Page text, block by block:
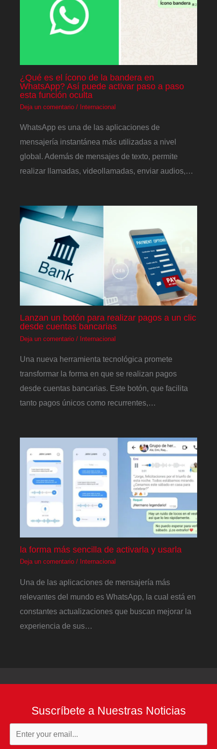
¿Qué es el ícono de la bandera en
WhatsApp? Así puede activar paso a paso
esta función oculta
Deja un comentario / Internacional
WhatsApp es una de las aplicaciones de
mensajería instantánea más utilizadas a nivel
global. Además de mensajes de texto, permite
realizar llamadas, videollamadas, enviar audios,…
Lanzan un botón para realizar pagos a un clic
desde cuentas bancarias
Deja un comentario / Internacional
Una nueva herramienta tecnológica promete
transformar la forma en que se realizan pagos
desde cuentas bancarias. Este botón, que facilita
tanto pagos únicos como recurrentes,…
la forma más sencilla de activarla y usarla
Deja un comentario / Internacional
Una de las aplicaciones de mensajería más
relevantes del mundo es WhatsApp, la cual está en
constantes actualizaciones que buscan mejorar la
experiencia de sus…
Suscríbete a Nuestras Noticias